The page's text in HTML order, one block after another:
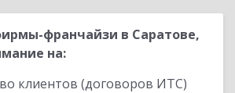
франчайзи в Саратове,
на:
клиентов (договоров ИТС)